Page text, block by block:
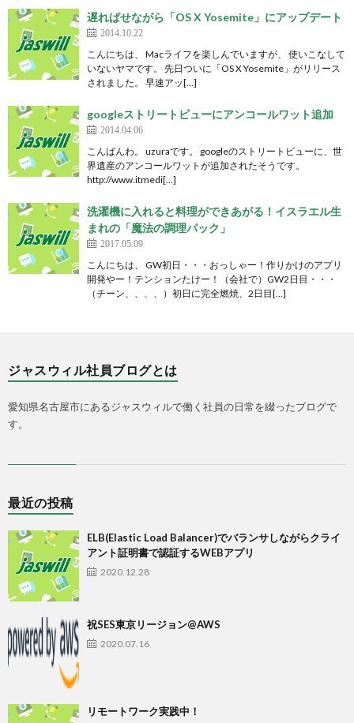
遅ればせながら「OS X Yosemite」にアップデート
2014.10.22
こんにちは、 Macライフを楽しんでいますが、 使いこなして
いないヤマです。 先日ついに「OS X Yosemite」がリリース
されました。 早速アッ[…]
googleストリートビューにアンコールワット追加
2014.04.06
こんばんわ。 uzuraです。 googleのストリートビューに、世
界遺産のアンコールワットが追加されたそうです。
http://www.itmedi[…]
洗濯機に入れると料理ができあがる！イスラエル生
まれの「魔法の調理パック」
2017.05.09
こんにちは、 GW初日・・・おっしゃー！作りかけのアプリ
開発やー！テンションたけー！（会社で）GW2日目・・・
（チーン、、、、）初日に完全燃焼、2日目[…]
ジャスウィル社員ブログとは
愛知県名古屋市にあるジャスウィルで働く社員の日常を綴ったブログで
す。
最近の投稿
ELB(Elastic Load Balancer)でバランサしながらクライ
アント証明書で認証するWEBアプリ
2020.12.28
祝SES東京リージョン@AWS
2020.07.16
リモートワーク実践中！